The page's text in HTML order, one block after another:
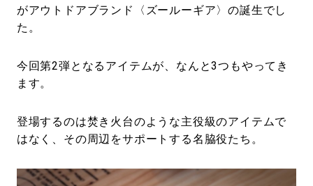
がアウトドアブランド〈ズールーギア〉の誕生でし
た。
今回第2弾となるアイテムが、なんと3つもやってき
ます。
登場するのは焚き火台のような主役級のアイテムで
はなく、その周辺をサポートする名脇役たち。